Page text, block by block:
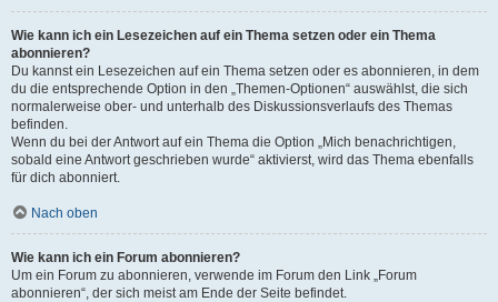
Wie kann ich ein Lesezeichen auf ein Thema setzen oder ein Thema
abonnieren?
Du kannst ein Lesezeichen auf ein Thema setzen oder es abonnieren, in dem
du die entsprechende Option in den „Themen-Optionen“ auswählst, die sich
normalerweise ober- und unterhalb des Diskussionsverlaufs des Themas
befinden.
Wenn du bei der Antwort auf ein Thema die Option „Mich benachrichtigen,
sobald eine Antwort geschrieben wurde“ aktivierst, wird das Thema ebenfalls
für dich abonniert.
Nach oben
Wie kann ich ein Forum abonnieren?
Um ein Forum zu abonnieren, verwende im Forum den Link „Forum
abonnieren“, der sich meist am Ende der Seite befindet.